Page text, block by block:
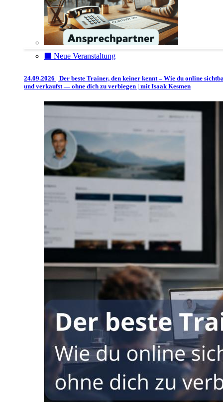
⬛️ Neue Veranstaltung
24.09.2026 | Der beste Trainer, den keiner kennt – Wie du online
und verkaufst — ohne dich zu verbiegen | mit Isaak Kesmen